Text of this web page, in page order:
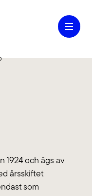
1924 och ägs av
årsskiftet
som